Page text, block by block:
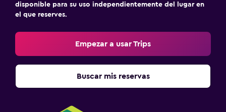
disponible para su uso independientemente del lugar en
el que reserves.
Empezar a usar Trips
Buscar mis reservas